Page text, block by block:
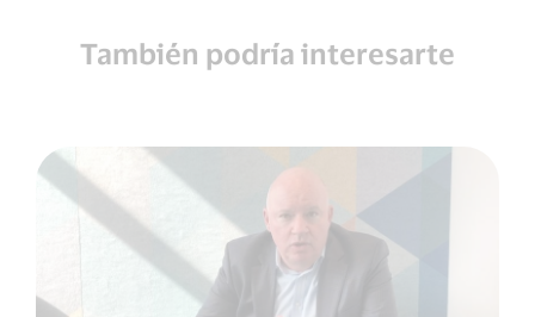
También podría interesarte